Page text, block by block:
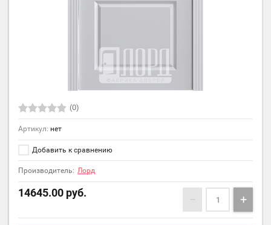
(0)
Артикул: нет
Добавить к сравнению
Производитель: Лорд
14645.00 руб. − +